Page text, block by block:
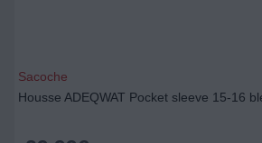
Sacoche
Housse ADEQWAT Pocket sleeve 15-16